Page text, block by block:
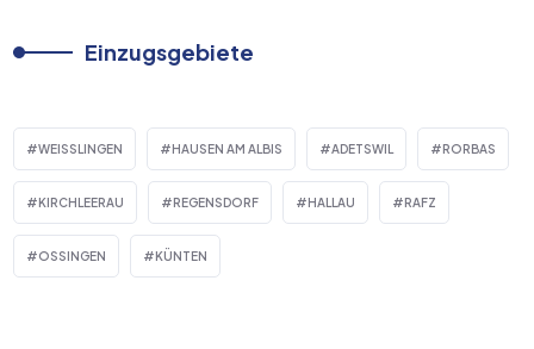
Einzugsgebiete
WEISSLINGEN HAUSEN AM ALBIS ADETSWIL RORBAS
KIRCHLEERAU REGENSDORF HALLAU RAFZ
OSSINGEN KÜNTEN